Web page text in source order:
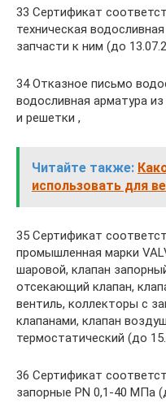
33 Сертификат
техническая
запчасти к ним (до
34 Отказное письмо
водосливная арматура
и решетки ,
Читайте также:
использовать для
35 Сертификат
промышленная марки
шаровой, клапан
отсекающий клапан,
вентиль, коллекторы с
клапанами, клапан
термостатический (до
36 Сертификат
запорные PN 0,1-40 МПа